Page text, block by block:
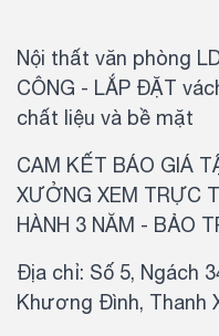
Nội thất văn phòng
CÔNG - LẮP ĐẶT
chất liệu và bề mặt
CAM KẾT BÁO GIÁ
XƯỞNG XEM TRỰC
HÀNH 3 NĂM - BẢO
Địa chỉ: Số 5, Ngách
Khương Đình, Thanh